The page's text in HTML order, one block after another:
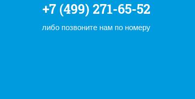
+7 (499) 271-65-52
либо позвоните нам по номеру